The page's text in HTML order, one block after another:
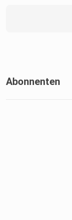
Abonnenten